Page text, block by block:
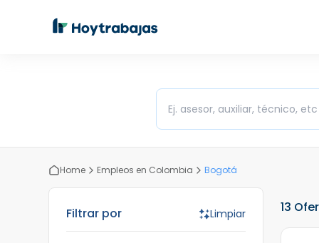
Home Empleos en Colombia Bogotá
Filtrar por Limpiar 13